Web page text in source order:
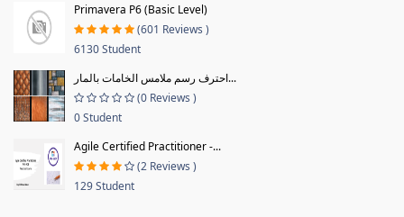
Primavera P6 (Basic Level)
(601 Reviews )
6130 Student
احترف رسم ملامس الخامات بالمار...
(0 Reviews )
0 Student
Agile Certified Practitioner -...
(2 Reviews )
129 Student